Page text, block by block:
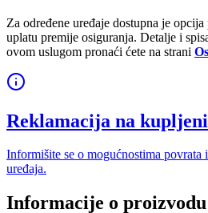
Za određene uređaje dostupna je
uplatu premije osiguranja. Detalje i
ovom uslugom pronaći ćete na strani
Reklamacija na
Informišite se o mogućnostima
uređaja.
Informacije o proizvodu